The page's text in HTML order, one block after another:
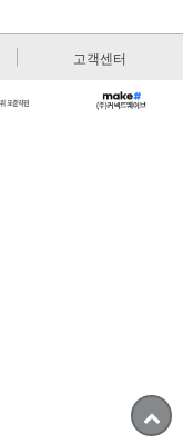
고객센터